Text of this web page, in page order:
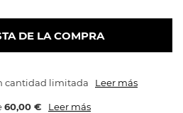
DE LA COMPRA
cantidad limitada Leer más
60,00 € Leer más